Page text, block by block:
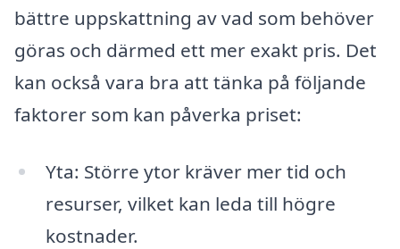
bättre uppskattning av vad som behöver
göras och därmed ett mer exakt pris. Det
kan också vara bra att tänka på följande
faktorer som kan påverka priset:
Yta: Större ytor kräver mer tid och
resurser, vilket kan leda till högre
kostnader.